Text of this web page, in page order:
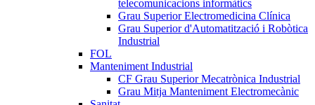
telecomunicacions informàtics
Grau Superior Electromedicina Clínica
Grau Superior d'Automatització i Robòtica
Industrial
FOL
Manteniment Industrial
CF Grau Superior Mecatrònica Industrial
Grau Mitja Manteniment Electromecànic